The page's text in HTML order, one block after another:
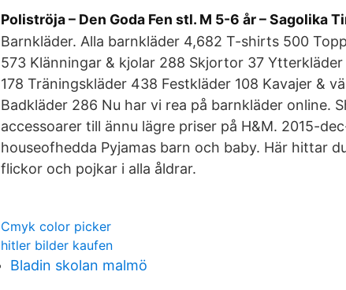
Poliströja – Den Goda Fen stl. M 5-6 år – Sagolika
Barnkläder. Alla barnkläder 4,682 T-shirts 500
573 Klänningar & kjolar 288 Skjortor 37
178 Träningskläder 438 Festkläder 108 Kavajer &
Badkläder 286 Nu har vi rea på barnkläder online.
accessoarer till ännu lägre priser på H&M. 2015-
houseofhedda Pyjamas barn och baby. Här hittar
flickor och pojkar i alla åldrar.
Cmyk color picker
hitler bilder kaufen
Bladin skolan malmö